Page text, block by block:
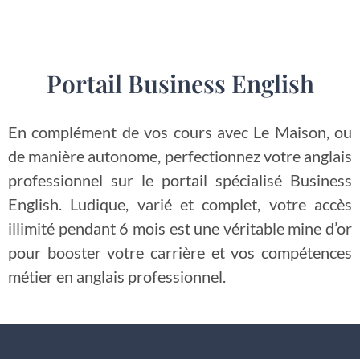
Portail Business English
En complément de vos cours avec Le Maison, ou
de manière autonome, perfectionnez votre anglais
professionnel sur le portail spécialisé Business
English. Ludique, varié et complet, votre accès
illimité pendant 6 mois est une véritable mine d’or
pour booster votre carrière et vos compétences
métier en anglais professionnel.